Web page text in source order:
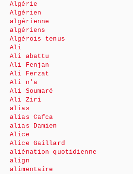
Algérie
Algérien
algérienne
algériens
Algérois tenus
Ali
Ali abattu
Ali Fenjan
Ali Ferzat
Ali n’a
Ali Soumaré
Ali Ziri
alias
alias Cafca
alias Damien
Alice
Alice Gaillard
aliénation quotidienne
align
alimentaire